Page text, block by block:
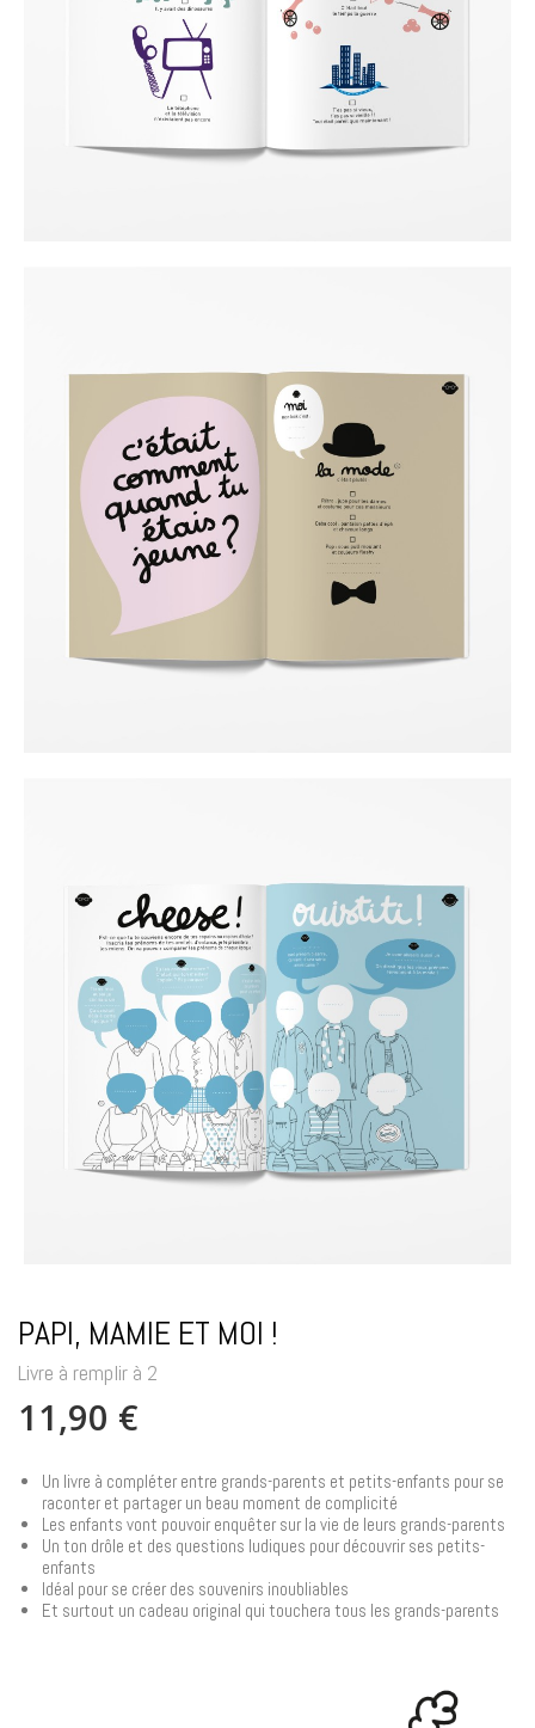
PAPI, MAMIE ET MOI !
Livre à remplir à 2
11,90 €
Un livre à compléter entre grands-parents et petits-enfants pour se
raconter et partager un beau moment de complicité
Les enfants vont pouvoir enquêter sur la vie de leurs grands-parents
Un ton drôle et des questions ludiques pour découvrir ses petits-
enfants
Idéal pour se créer des souvenirs inoubliables
Et surtout un cadeau original qui touchera tous les grands-parents